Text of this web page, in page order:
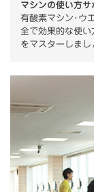
マシンの使い方サ
有酸素マシン･ウ
全で効果的な使い
をマスターしまし